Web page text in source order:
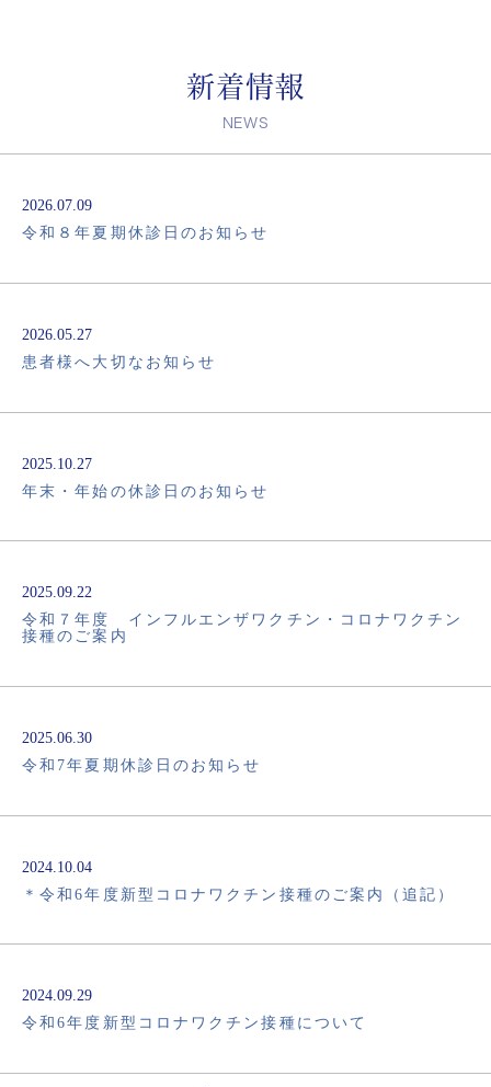
新着情報
NEWS
2026.07.09
令和８年夏期休診日のお知らせ
2026.05.27
患者様へ大切なお知らせ
2025.10.27
年末・年始の休診日のお知らせ
2025.09.22
令和７年度 インフルエンザワクチン・コロナワクチン
接種のご案内
2025.06.30
令和7年夏期休診日のお知らせ
2024.10.04
＊令和6年度新型コロナワクチン接種のご案内（追記）
2024.09.29
令和6年度新型コロナワクチン接種について